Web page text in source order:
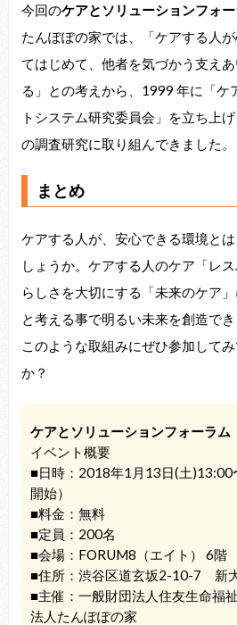
今回のケアとソリューションフォ
たんぽぽの家では、「ケアする人
てはじめて、他者を気づかう支え
る」との考えから、1999 年に「ケ
トシステム研究委員会」を立ち上
の調査研究に取り組んできました。
まとめ
ケアする人が、安心できる環境と
しょうか。ケアする人のケア「レ
らしさを大切にする「未来のケア
と考える事で明るい未来を創造でき
このような取組みにぜひ参加して
か？
ケアとソリューションフォーラム
イベント概要
■日時：2018年1月13日(土
開始）
■料金：無料
■定員：200名
■会場：FORUM8（エイト） 6
■住所：渋谷区道玄坂2-10-7 新
■主催：一般財団法人住友生命福
法人たんぽぽの家